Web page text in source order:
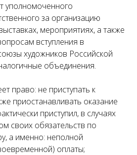
уполномоченного
за организацию
мероприятиях, а также
вступления в
художников Российской
объединения.
право: не приступать к
приостанавливать оказание
приступил, в случаях
своих обязательств по
а именно: неполной
оплаты;